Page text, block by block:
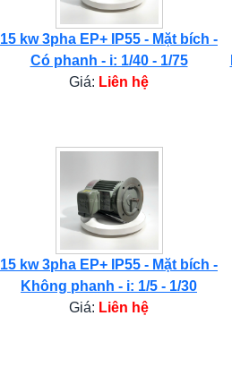
15 kw 3pha EP+ IP55 - Mặt bích -
Có phanh - i: 1/40 - 1/75
Giá: Liên hệ
15 kw 3pha EP+ IP55 - Mặt bích -
Không phanh - i: 1/5 - 1/30
Giá: Liên hệ